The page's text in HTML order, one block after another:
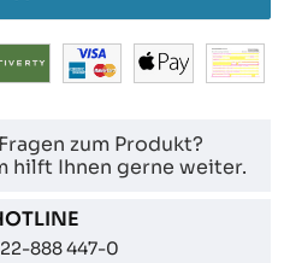
zum Produkt?
hilft Ihnen gerne weiter.
888 447-0